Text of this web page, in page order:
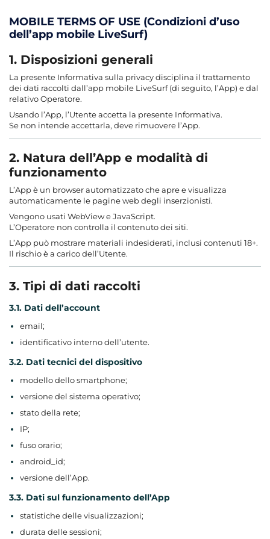
MOBILE TERMS OF USE (Condizioni d’uso
dell’app mobile LiveSurf)
1. Disposizioni generali
La presente Informativa sulla privacy disciplina il trattamento
dei dati raccolti dall’app mobile LiveSurf (di seguito, l’App) e dal
relativo Operatore.
Usando l’App, l’Utente accetta la presente Informativa.
Se non intende accettarla, deve rimuovere l’App.
2. Natura dell’App e modalità di
funzionamento
L’App è un browser automatizzato che apre e visualizza
automaticamente le pagine web degli inserzionisti.
Vengono usati WebView e JavaScript.
L’Operatore non controlla il contenuto dei siti.
L’App può mostrare materiali indesiderati, inclusi contenuti 18+.
Il rischio è a carico dell’Utente.
3. Tipi di dati raccolti
3.1. Dati dell’account
email;
identificativo interno dell’utente.
3.2. Dati tecnici del dispositivo
modello dello smartphone;
versione del sistema operativo;
stato della rete;
IP;
fuso orario;
android_id;
versione dell’App.
3.3. Dati sul funzionamento dell’App
statistiche delle visualizzazioni;
durata delle sessioni;